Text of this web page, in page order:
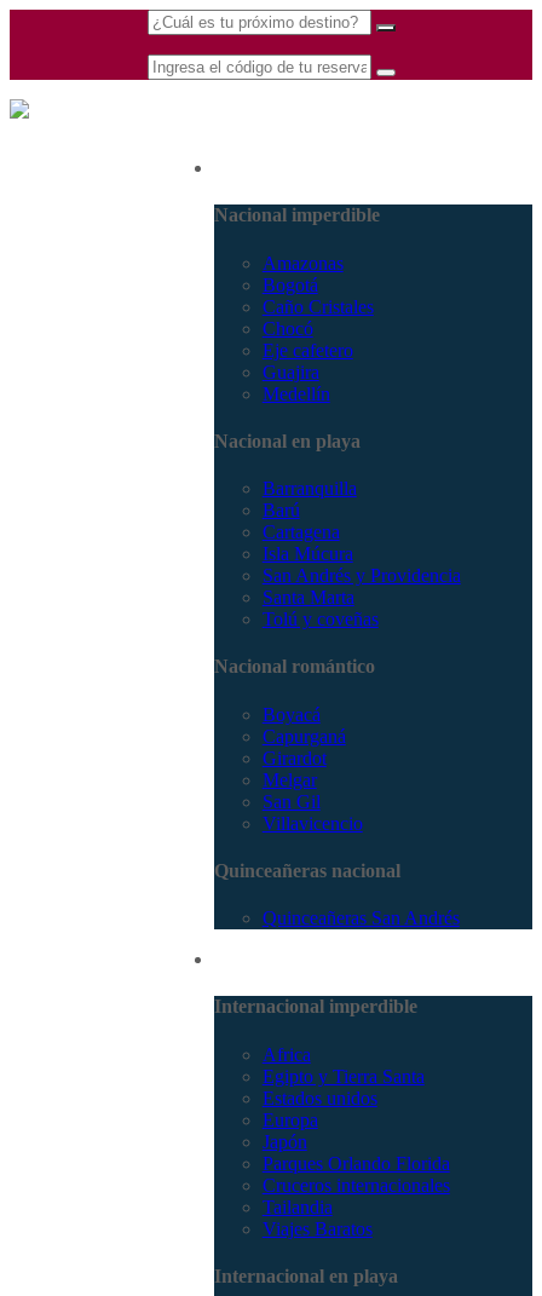
Nacional imperdible
Amazonas
Bogotá
Caño Cristales
Chocó
Eje cafetero
Guajira
Medellín
Nacional en playa
Barranquilla
Barú
Cartagena
Isla Múcura
San Andrés y Providencia
Santa Marta
Tolú y coveñas
Nacional romántico
Boyacá
Capurganá
Girardot
Melgar
San Gil
Villavicencio
Quinceañeras nacional
Quinceañeras San Andrés
Internacional imperdible
Africa
Egipto y Tierra Santa
Estados unidos
Europa
Japón
Parques Orlando Florida
Cruceros internacionales
Tailandia
Viajes Baratos
Internacional en playa